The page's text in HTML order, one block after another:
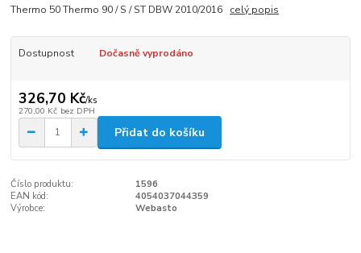
Thermo 50 Thermo 90 / S / ST DBW 2010/2016 celý popis
Dostupnost Dočasně vyprodáno
326,70 Kč/ks
270,00 Kč bez DPH
Přidat do košíku
Číslo produktu:
1596
EAN kód:
4054037044359
Výrobce:
Webasto